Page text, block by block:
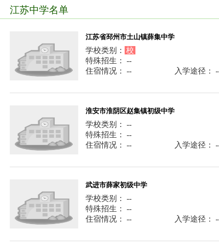
江苏中学名单
江苏省邳州市土山镇薛集中学
学校类别： 校
特殊招生： --
住宿情况： --
入学途径：
淮安市淮阴区赵集镇初级中学
学校类别： --
特殊招生： --
住宿情况： --
入学途径：
武进市薛家初级中学
学校类别： --
特殊招生： --
住宿情况： --
入学途径：